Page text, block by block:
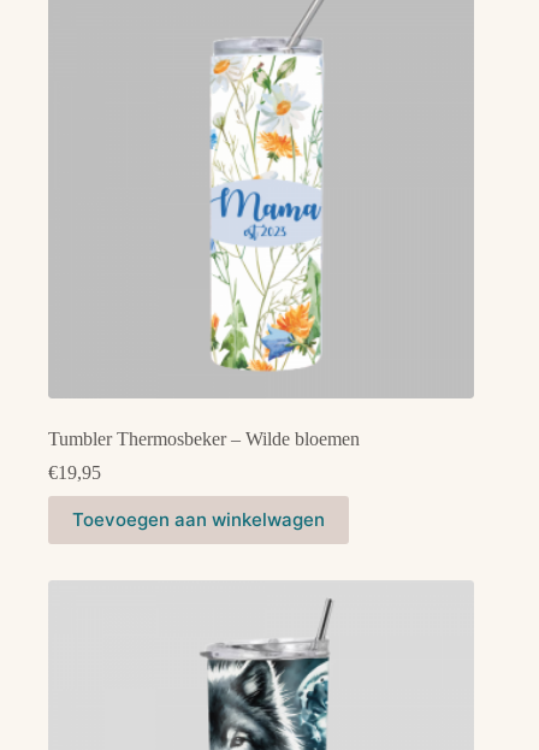
Tumbler Thermosbeker – Wilde bloemen
€19,95
Toevoegen aan winkelwagen